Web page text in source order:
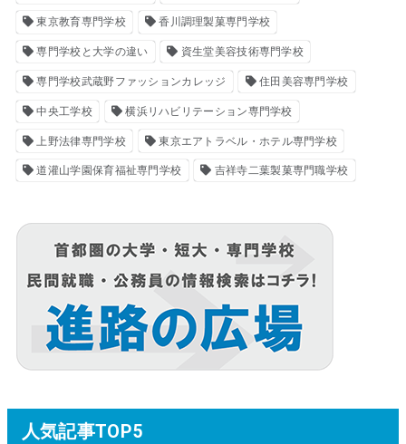
東京教育専門学校 香川調理製菓専門学校
専門学校と大学の違い 資生堂美容技術専門学校
専門学校武蔵野ファッションカレッジ 住田美容専門学校
中央工学校 横浜リハビリテーション専門学校
上野法律専門学校 東京エアトラベル・ホテル専門学校
道灌山学園保育福祉専門学校 吉祥寺二葉製菓専門職学校
人気記事TOP5